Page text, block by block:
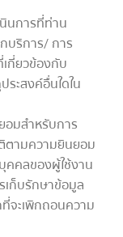
นการที่ท่าน
บริการ/ การ
กี่ยวข้องกับ
ระสงค์อื่นใดใน
มสำหรับการ
ตามความยินยอม
คคลของผู้ใช้งาน
เก็บรักษาข้อมูล
ที่จะเพิกถอนความ